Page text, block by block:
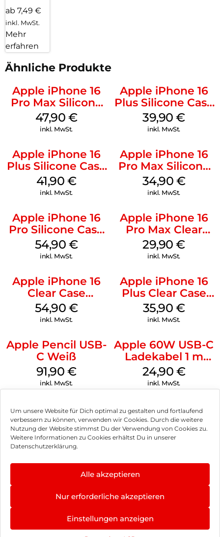
Um unsere Website für Dich optimal zu gestalten und fortlaufend
verbessern zu können, verwenden wir Cookies. Durch die weitere
Nutzung der Website stimmst Du der Verwendung von Cookies zu.
Weitere Informationen zu Cookies erhältst Du in unserer
Datenschutzerklärung.
Alle akzeptieren
Nur erforderliche akzeptieren
Einstellungen anzeigen
ab 7,49 €
inkl. MwSt.
Mehr
erfahren
Ähnliche Produkte
Apple iPhone 16
Pro Max Silicone
Case MagSafe
Black
47,90 €
inkl. MwSt.
Apple iPhone 16
Plus Silicone Case
MagSafe Plum
39,90€
inkl. MwSt.
Apple iPhone 16
Plus Silicone Case
MagSafe Stone
Gray
41,90 €
inkl. MwSt.
Apple iPhone 16
Pro Max Silicone
Case MagSafe
Denim
34,90 €
inkl. MwSt.
Apple iPhone 16
Pro Silicone Case
MagSafe Black
54,90 €
inkl. MwSt.
Apple iPhone 16
Pro Max Clear
Case MagSafe
Transparent
29,90€
inkl. MwSt.
Apple iPhone 16
Clear Case
MagSafe
Transparent
54,90 €
inkl. MwSt.
Apple iPhone 16
Plus Clear Case
MagSafe
Transparent
35,90 €
inkl. MwSt.
Apple Pencil USB-
C Weiß
91,90 €
inkl. MwSt.
Apple 60W USB-C
Ladekabel 1 m
Weiß
24,90 €
inkl. MwSt.
Impressum
Hinweis zur Batterieentsorgung
Newsletter